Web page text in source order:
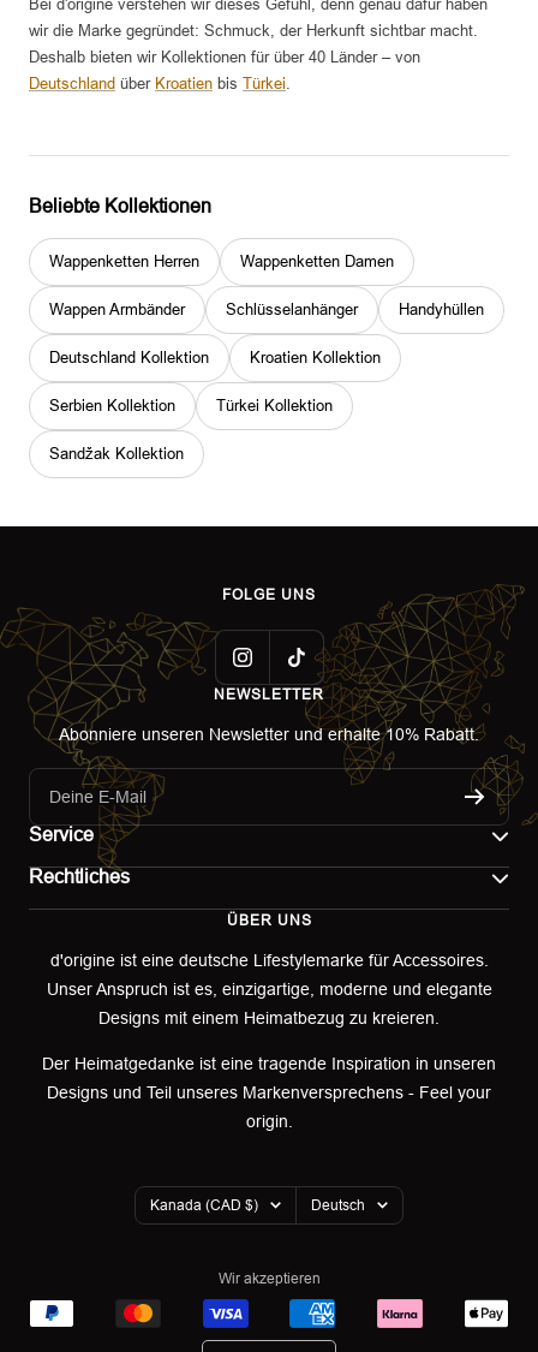
Bei d'origine verstehen wir dieses Gefühl, denn genau dafür haben
wir die Marke gegründet: Schmuck, der Herkunft sichtbar macht.
Deshalb bieten wir Kollektionen für über 40 Länder – von
Deutschland über Kroatien bis Türkei.
Beliebte Kollektionen
Wappenketten Herren Wappenketten Damen
Wappen Armbänder Schlüsselanhänger Handyhüllen
Deutschland Kollektion Kroatien Kollektion
Serbien Kollektion Türkei Kollektion
Sandžak Kollektion
FOLGE UNS
NEWSLETTER
Abonniere unseren Newsletter und erhalte 10% Rabatt.
Deine E-Mail
Service
Retoure & Umtausch
Retourenportal
Rechtliches
AGB
Widerrufsbelehrung
ÜBER UNS
d'origine ist eine deutsche Lifestylemarke für Accessoires.
Unser Anspruch ist es, einzigartige, moderne und elegante
Designs mit einem Heimatbezug zu kreieren.
Der Heimatgedanke ist eine tragende Inspiration in unseren
Designs und Teil unseres Markenversprechens - Feel your
origin.
Land/Region
Kanada (CAD $) Sprache
Deutsch
Wir akzeptieren